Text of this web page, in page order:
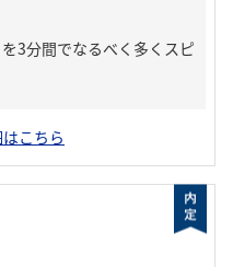
3分間でなるべく多くスピ
こちら